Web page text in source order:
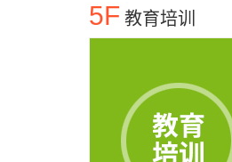
5F 教育培训